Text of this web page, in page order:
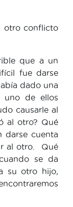
otro conflicto
que a un
fue darse
dado una
de ellos
causarle al
al otro? Qué
darse cuenta
al otro. Qué
se da
su otro hijo,